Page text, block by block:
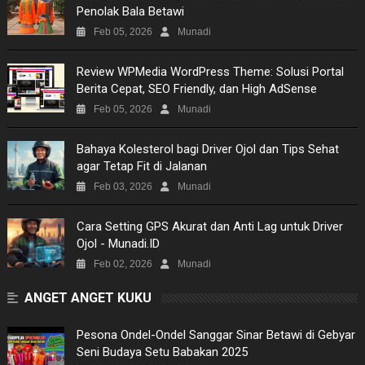
MOVIES
MUSIC
PICTURES
SITEMAP
Penolak Bala Betawi
Feb 05, 2026 Munadi
Review WPMedia WordPress Theme: Solusi Portal
Berita Cepat, SEO Friendly, dan High AdSense
Feb 05, 2026 Munadi
Bahaya Kolesterol bagi Driver Ojol dan Tips Sehat
agar Tetap Fit di Jalanan
Feb 03, 2026 Munadi
​Cara Setting GPS Akurat dan Anti Lag untuk Driver
Ojol - Munadi.ID
Feb 02, 2026 Munadi
ANGET ANGET KUKU
Pesona Ondel-Ondel Sanggar Sinar Betawi di Gebyar
Seni Budaya Setu Babakan 2025